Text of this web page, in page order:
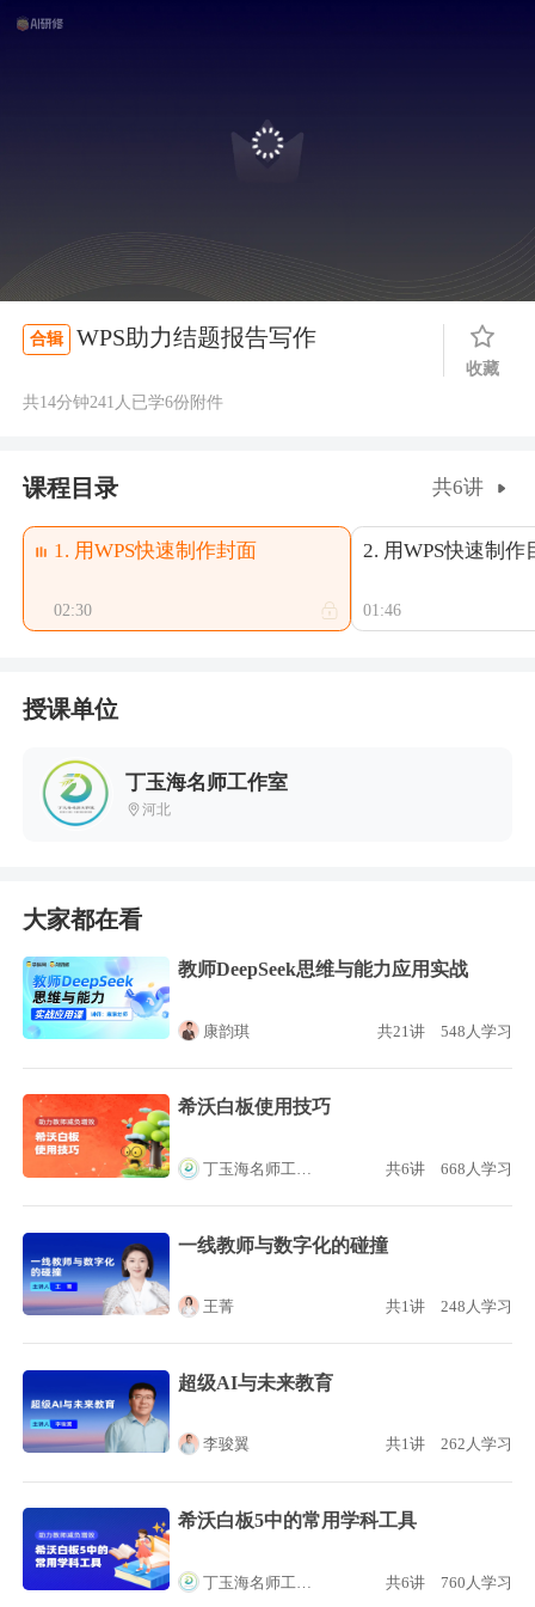
合辑 WPS助力结题报告写作
收藏
共14分钟241人已学6份附件
课程目录 共6讲
1. 用WPS快速制作封面
02:30
2. 用WPS快速制作
01:46
授课单位
丁玉海名师工作室
河北
大家都在看
教师DeepSeek思维与能力应用实战
康韵琪 共21讲 548人学习
希沃白板使用技巧
共6讲 668人学习
一线教师与数字化的碰撞
王菁 共1讲 248人学习
超级AI与未来教育
李骏翼 共1讲 262人学习
希沃白板5中的常用学科工具
共6讲 760人学习